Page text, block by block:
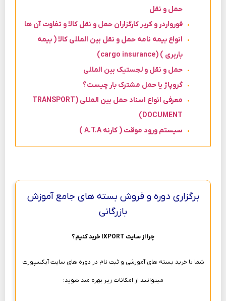
حمل و نقل
فورواردر و کریر کارگزاران حمل و نقل کالا و تفاوت آن ها
انواع بیمه نامه حمل و نقل بین المللی کالا ( بیمه
باربری ) (cargo insurance)
حمل‌ و نقل و لجستیک بین المللی
گروپاژ یا حمل مشترک بار چیست؟
معرفی انواع اسناد حمل بین المللی (TRANSPORT
DOCUMENT)
سیستم ورود موقت ( کارنه A.T.A )
برگزاری دوره و فروش بسته های جامع آموزش
بازرگانی
چرا از سایت IXPORT خرید کنیم؟
شما با خرید بسته های آموزشی و ثبت نام در دوره های سایت آیکسپورت
میتوانید از امکانات زیر بهره مند شوید: